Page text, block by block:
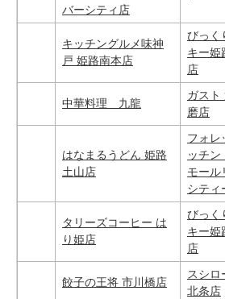
バーシティ店
キッチングルメ味神
戸 姫路南本店
びっく
キー姫
店
中華料理 九龍
ガスト
磨店
はなまるうどん 姫路
土山店
フォレ
ッチン
モール
シティ
タリーズコーヒー は
り姫店
びっく
キー姫
店
餃子の王将 市川橋店
スシロ
北条店